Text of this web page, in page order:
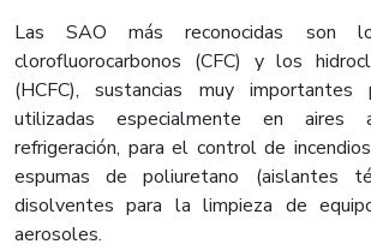
Las SAO más reconocidas son
clorofluorocarbonos (CFC) y los
(HCFC), sustancias muy
utilizadas especialmente en aires
refrigeración, para el control de
espumas de poliuretano (aislantes
disolventes para la limpieza de
aerosoles.